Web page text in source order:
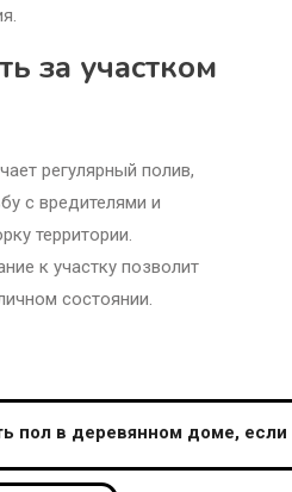
за участком
регулярный полив,
с вредителями и
территории.
к участку позволит
состоянии.
пол в деревянном доме,